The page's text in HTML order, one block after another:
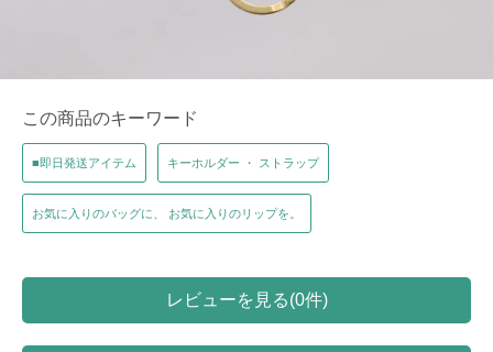
この商品のキーワード
■即日発送アイテム キーホルダー ・ ストラップ
お気に入りのバッグに、 お気に入りのリップを。
レビューを見る(0件)